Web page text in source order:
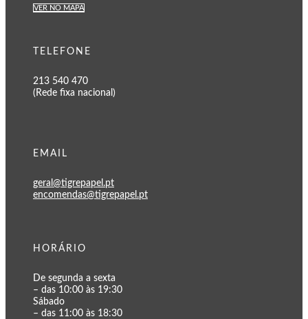
VER NO MAPA
TELEFONE
213 540 470
(Rede fixa nacional)
EMAIL
geral@tigrepapel.pt
encomendas@tigrepapel.pt
HORÁRIO
De segunda a sexta
– das 10:00 às 19:30
Sábado
– das 11:00 às 18:30